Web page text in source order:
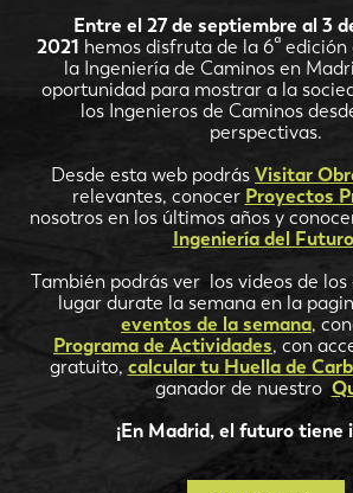
Entre el 27 de septiembre al 3
2021 hemos disfruta de la 6ª edición
la Ingeniería de Caminos en
oportunidad para mostrar a la
los Ingenieros de Caminos
perspectivas.
Desde esta web podrásVisitar
relevantes, conocer Proyectos
nosotros en los últimos años y
Ingeniería del Futuro
También podrás ver los videos de
lugar durate la semana en la
eventos de la semana,
Programa de Actividades, con
gratuito, calcular tu Huella de
ganador de nuestro
¡En Madrid, el futuro tiene